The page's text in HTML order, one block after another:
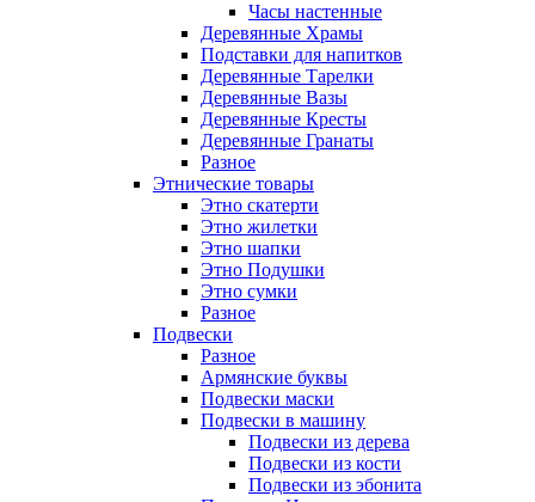
Часы настенные
Деревянные Храмы
Подставки для напитков
Деревянные Тарелки
Деревянные Вазы
Деревянные Кресты
Деревянные Гранаты
Разное
Этнические товары
Этно скатерти
Этно жилетки
Этно шапки
Этно Подушки
Этно сумки
Разное
Подвески
Разное
Армянские буквы
Подвески маски
Подвески в машину
Подвески из дерева
Подвески из кости
Подвески из эбонита